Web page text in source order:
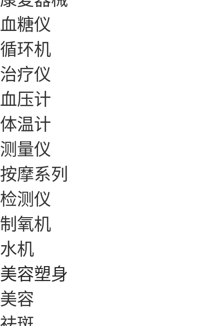
血糖仪
循环机
治疗仪
血压计
体温计
测量仪
按摩系列
检测仪
制氧机
水机
美容塑身
美容